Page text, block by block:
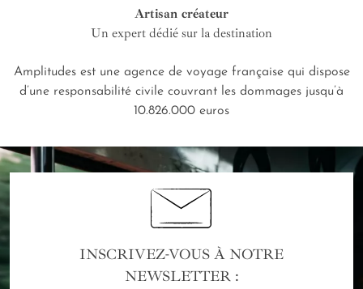
Artisan créateur
Un expert dédié sur la destination
Amplitudes est une agence de voyage française qui dispose
d’une responsabilité civile couvrant les dommages jusqu’à
10.826.000 euros
INSCRIVEZ-VOUS À NOTRE
NEWSLETTER :